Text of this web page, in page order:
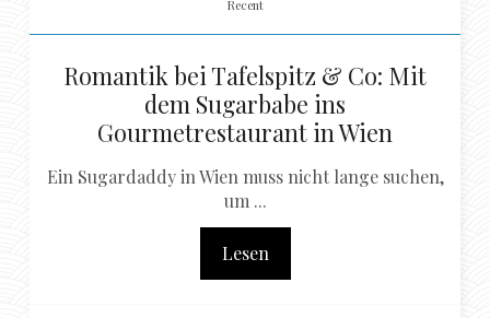
Recent
Romantik bei Tafelspitz & Co: Mit
dem Sugarbabe ins
Gourmetrestaurant in Wien
Ein Sugardaddy in Wien muss nicht lange suchen,
um ...
Lesen